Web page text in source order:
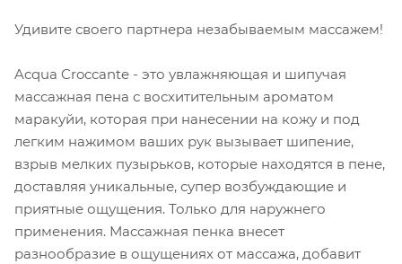
Удивите своего партнера незабываемым массажем!
Acqua Croccante - это увлажняющая и шипучая
массажная пена с восхитительным ароматом
маракуйи, которая при нанесении на кожу и под
легким нажимом ваших рук вызывает шипение,
взрыв мелких пузырьков, которые находятся в пене,
доставляя уникальные, супер возбуждающие и
приятные ощущения. Только для наружнего
применения. Массажная пенка внесет
разнообразие в ощущениях от массажа, добавит